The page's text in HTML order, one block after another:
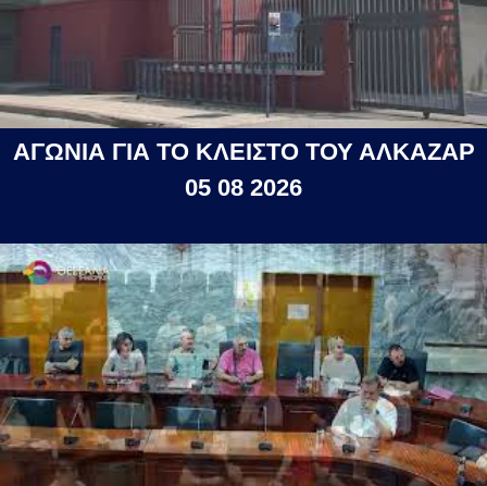
ΑΓΩΝΙΑ ΓΙΑ ΤΟ ΚΛΕΙΣΤΟ ΤΟΥ ΑΛΚΑΖΑΡ
05 08 2026